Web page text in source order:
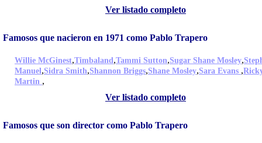
Ver listado completo
Famosos que nacieron en 1971 como Pablo Trapero
Willie McGinest,Timbaland,Tammi Sutton,Sugar Shane Mosley,
Manuel,Sidra Smith,Shannon Briggs,Shane Mosley,Sara Evans ,
Martin ,
Ver listado completo
Famosos que son director como Pablo Trapero